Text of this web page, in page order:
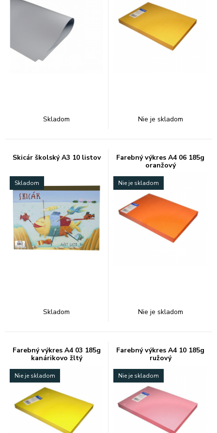
Skladom Nie je skladom
Skicár školský A3 10 listov
Skladom
Skladom
Farebný výkres A4 06 185g
oranžový
Nie je skladom
Nie je skladom
Farebný výkres A4 03 185g
kanárikovo žltý
Nie je skladom
Farebný výkres A4 10 185g
ružový
Nie je skladom